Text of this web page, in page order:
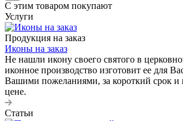
С этим товаром покупают
Услуги
Продукция на заказ
Иконы на заказ
Не нашли икону своего святого в
иконное производство изготовит ее для
Вашими пожеланиями, за короткий срок и
цене.
Статьи